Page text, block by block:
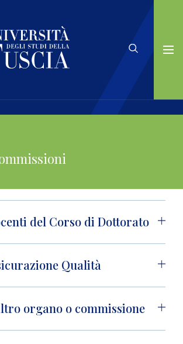
del Corso di Dottorato
Qualità
organo o commissione